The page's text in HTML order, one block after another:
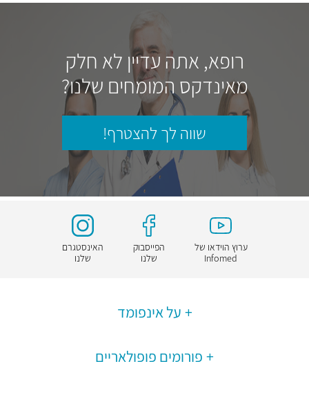
רופא, אתה עדיין לא חלק
מאינדקס המומחים שלנו?
שווה לך להצטרף!
ערוץ הוידאו של
Infomed
הפייסבוק
שלנו
האינסטגרם
שלנו
על אינפומד
פורומים פופולאריים